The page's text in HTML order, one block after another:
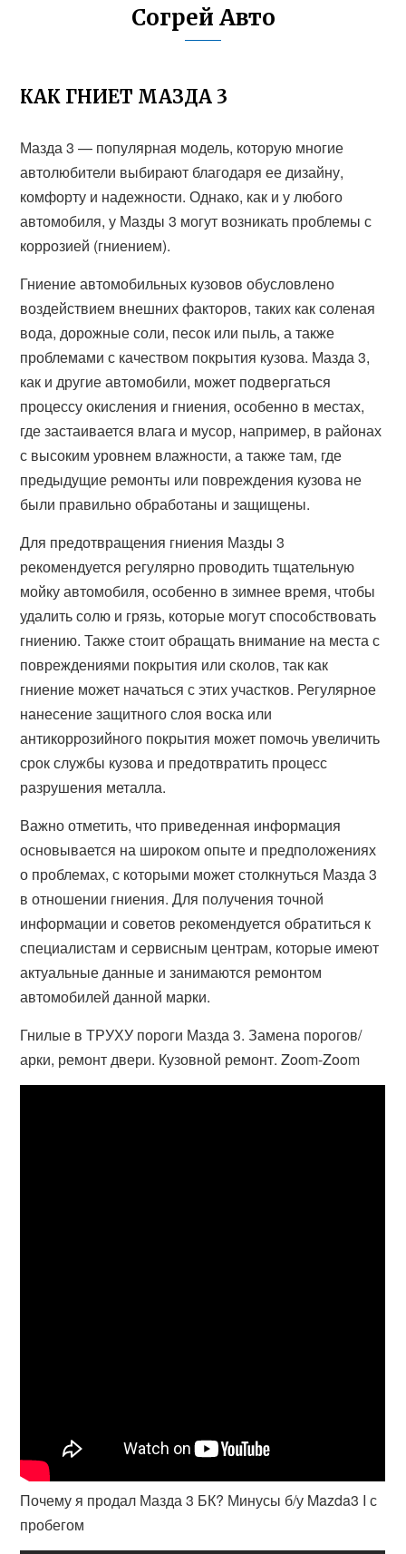
Согрей Авто
КАК ГНИЕТ МАЗДА 3
Мазда 3 — популярная модель, которую многие
автолюбители выбирают благодаря ее дизайну,
комфорту и надежности. Однако, как и у любого
автомобиля, у Мазды 3 могут возникать проблемы с
коррозией (гниением).
Гниение автомобильных кузовов обусловлено
воздействием внешних факторов, таких как соленая
вода, дорожные соли, песок или пыль, а также
проблемами с качеством покрытия кузова. Мазда 3,
как и другие автомобили, может подвергаться
процессу окисления и гниения, особенно в местах,
где застаивается влага и мусор, например, в районах
с высоким уровнем влажности, а также там, где
предыдущие ремонты или повреждения кузова не
были правильно обработаны и защищены.
Для предотвращения гниения Мазды 3
рекомендуется регулярно проводить тщательную
мойку автомобиля, особенно в зимнее время, чтобы
удалить солю и грязь, которые могут способствовать
гниению. Также стоит обращать внимание на места с
повреждениями покрытия или сколов, так как
гниение может начаться с этих участков. Регулярное
нанесение защитного слоя воска или
антикоррозийного покрытия может помочь увеличить
срок службы кузова и предотвратить процесс
разрушения металла.
Важно отметить, что приведенная информация
основывается на широком опыте и предположениях
о проблемах, с которыми может столкнуться Мазда 3
в отношении гниения. Для получения точной
информации и советов рекомендуется обратиться к
специалистам и сервисным центрам, которые имеют
актуальные данные и занимаются ремонтом
автомобилей данной марки.
Гнилые в ТРУХУ пороги Мазда 3. Замена порогов/
арки, ремонт двери. Кузовной ремонт. Zoom-Zoom
Почему я продал Мазда 3 БК? Минусы б/у Mazda3 I с
пробегом